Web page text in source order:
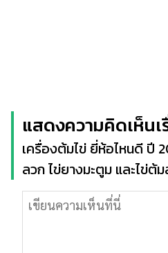
แสดงความคิดเห็นเ
เครื่องต้มไข่ ยี่ห้อไหนดี ปี
ลวก ไข่ยางมะตูม และไข่ต้